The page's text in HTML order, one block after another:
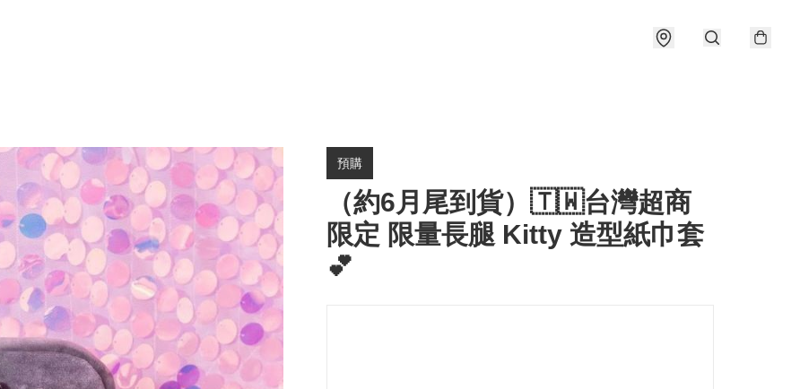
預購
（約6月尾到貨）🇹🇼台灣超商
限定 限量長腿 Kitty 造型紙巾套
💕